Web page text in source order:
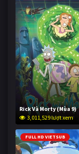
Rick Và Morty (Mùa 9)
3,011,529 lượt xem
FULL HD VIETSUB